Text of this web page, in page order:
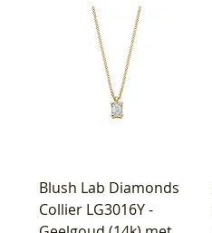
Blush Lab Diamonds
Collier LG3016Y -